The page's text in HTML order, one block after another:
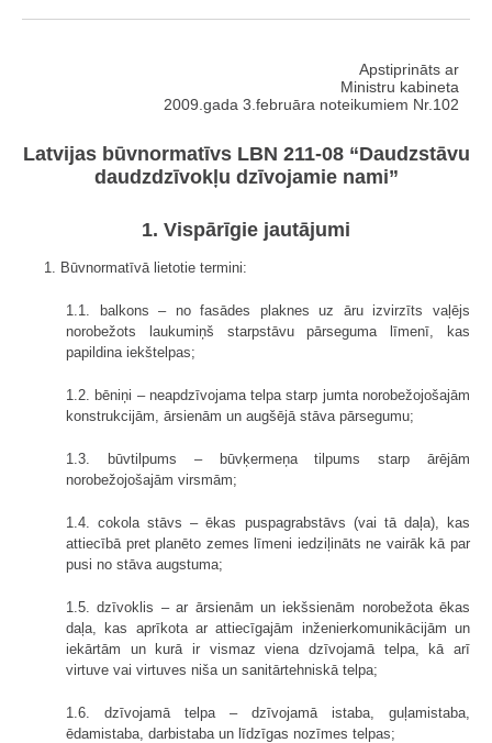
Apstiprināts ar
Ministru kabineta
2009.gada 3.februāra noteikumiem Nr.102
Latvijas būvnormatīvs LBN 211-08 “Daudzstāvu
daudzdzīvokļu dzīvojamie nami”
1. Vispārīgie jautājumi
1. Būvnormatīvā lietotie termini:
1.1. balkons – no fasādes plaknes uz āru izvirzīts vaļējs
norobežots laukumiņš starpstāvu pārseguma līmenī, kas
papildina iekštelpas;
1.2. bēniņi – neapdzīvojama telpa starp jumta norobežojošajām
konstrukcijām, ārsienām un augšējā stāva pārsegumu;
1.3. būvtilpums – būvķermeņa tilpums starp ārējām
norobežojošajām virsmām;
1.4. cokola stāvs – ēkas puspagrabstāvs (vai tā daļa), kas
attiecībā pret planēto zemes līmeni iedziļināts ne vairāk kā par
pusi no stāva augstuma;
1.5. dzīvoklis – ar ārsienām un iekšsienām norobežota ēkas
daļa, kas aprīkota ar attiecīgajām inženierkomunikācijām un
iekārtām un kurā ir vismaz viena dzīvojamā telpa, kā arī
virtuve vai virtuves niša un sanitārtehniskā telpa;
1.6. dzīvojamā telpa – dzīvojamā istaba, guļamistaba,
ēdamistaba, darbistaba un līdzīgas nozīmes telpas;